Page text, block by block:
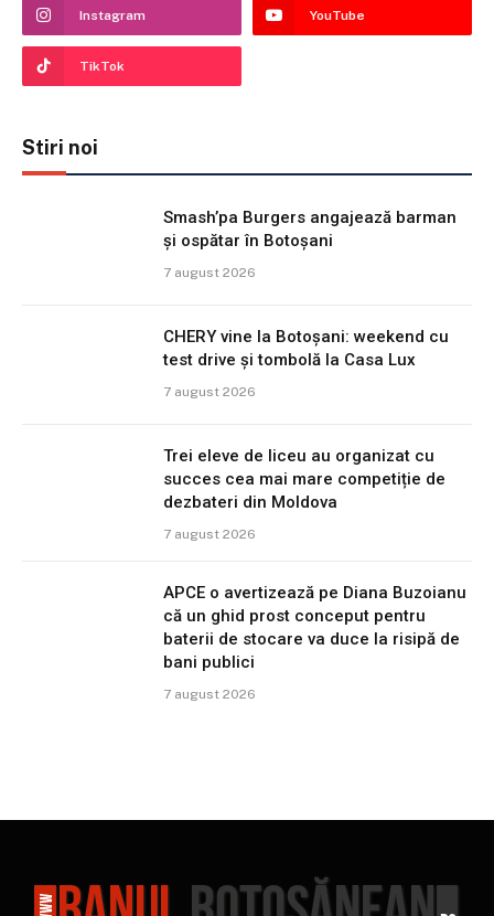
Instagram YouTube
TikTok
Stiri noi
Smash’pa Burgers angajează barman
și ospătar în Botoșani
7 august 2026
CHERY vine la Botoșani: weekend cu
test drive și tombolă la Casa Lux
7 august 2026
Trei eleve de liceu au organizat cu
succes cea mai mare competiție de
dezbateri din Moldova
7 august 2026
APCE o avertizează pe Diana Buzoianu
că un ghid prost conceput pentru
baterii de stocare va duce la risipă de
bani publici
7 august 2026